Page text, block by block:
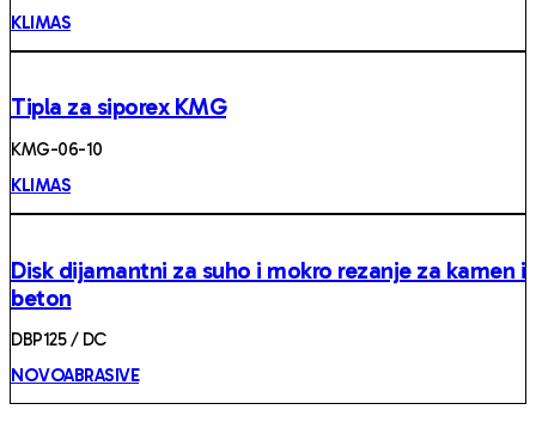
KLIMAS
Tipla za siporex KMG
KMG-06-10
KLIMAS
Disk dijamantni za suho i mokro rezanje za kamen i
beton
DBP125 / DC
NOVOABRASIVE